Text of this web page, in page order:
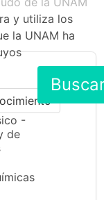
y utiliza los
la UNAM ha
-
de